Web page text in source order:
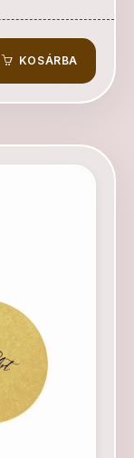
KOSÁRBA